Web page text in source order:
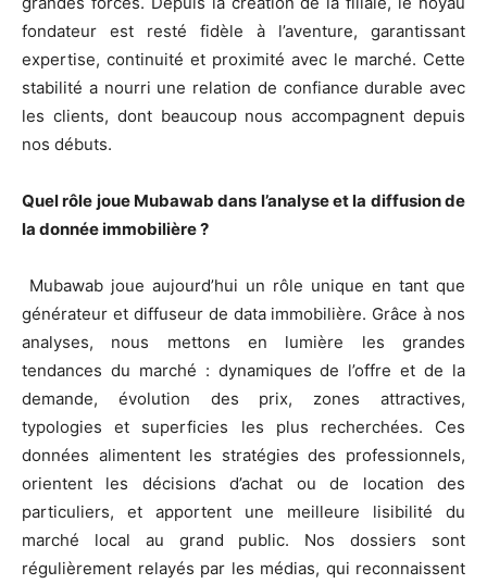
fondateur est resté fidèle à l’aventure, garantissant
expertise, continuité et proximité avec le marché. Cette
stabilité a nourri une relation de confiance durable avec
les clients, dont beaucoup nous accompagnent depuis
nos débuts.
Quel rôle joue Mubawab dans l’analyse et la diffusion de
la donnée immobilière ?
Mubawab joue aujourd’hui un rôle unique en tant que
générateur et diffuseur de data immobilière. Grâce à nos
analyses, nous mettons en lumière les grandes
tendances du marché : dynamiques de l’offre et de la
demande, évolution des prix, zones attractives,
typologies et superficies les plus recherchées. Ces
données alimentent les stratégies des professionnels,
orientent les décisions d’achat ou de location des
particuliers, et apportent une meilleure lisibilité du
marché local au grand public. Nos dossiers sont
régulièrement relayés par les médias, qui reconnaissent